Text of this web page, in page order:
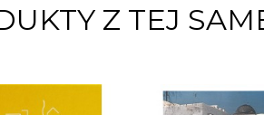
Z TEJ